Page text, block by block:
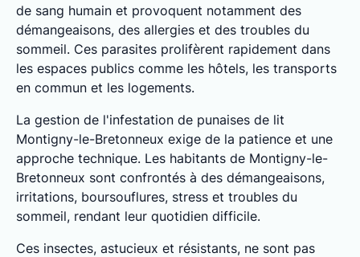
de sang humain et provoquent notamment des
démangeaisons, des allergies et des troubles du
sommeil. Ces parasites prolifèrent rapidement dans
les espaces publics comme les hôtels, les transports
en commun et les logements.
La gestion de l'infestation de punaises de lit
Montigny-le-Bretonneux exige de la patience et une
approche technique. Les habitants de Montigny-le-
Bretonneux sont confrontés à des démangeaisons,
irritations, boursouflures, stress et troubles du
sommeil, rendant leur quotidien difficile.
Ces insectes, astucieux et résistants, ne sont pas